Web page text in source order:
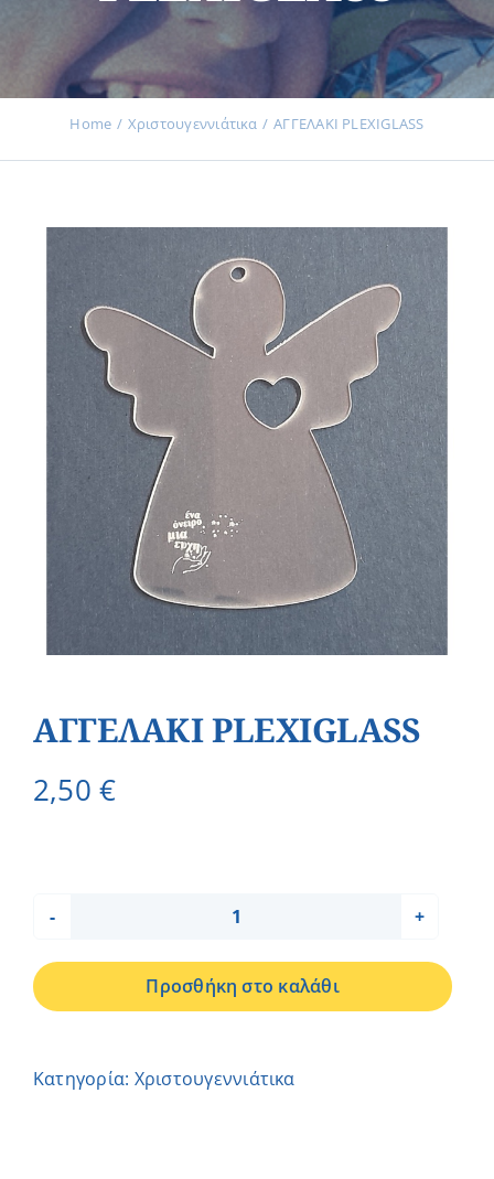
Εκδηλώσεις
Προϊόντα
Επικοινωνία
Εισφορές
Home Χριστουγεννιάτικα ΑΓΓΕΛΑΚΙ PLEXIGLASS
ΑΓΓΕΛΑΚΙ PLEXIGLASS
2,50€
PLEXIGLASS
ποσότητα
Προσθήκη στο καλάθι
Κατηγορία: Χριστουγεννιάτικα